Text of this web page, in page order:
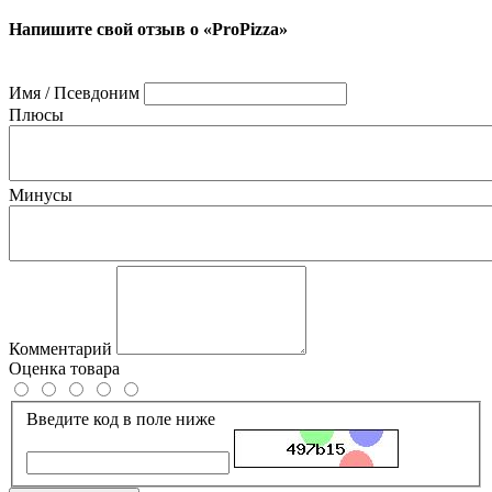
Напишите свой отзыв о «ProPizza»
Имя / Псевдоним
Плюсы
Минусы
Комментарий
Оценка товара
Введите код в поле ниже